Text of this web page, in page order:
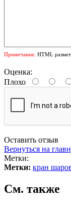
Примечание: HTML
Оценка:
Плохо
Оставить отзыв
Вернуться на
Метки:
Метки: кран
См. также